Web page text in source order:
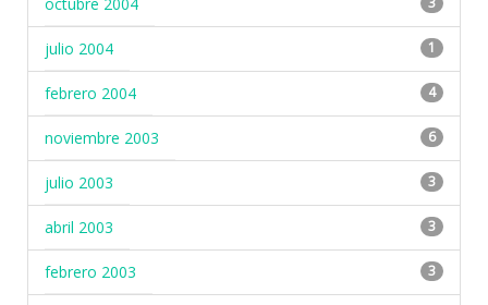
julio 2004 1
febrero 2004 4
noviembre 2003 6
julio 2003 3
abril 2003 3
febrero 2003 3